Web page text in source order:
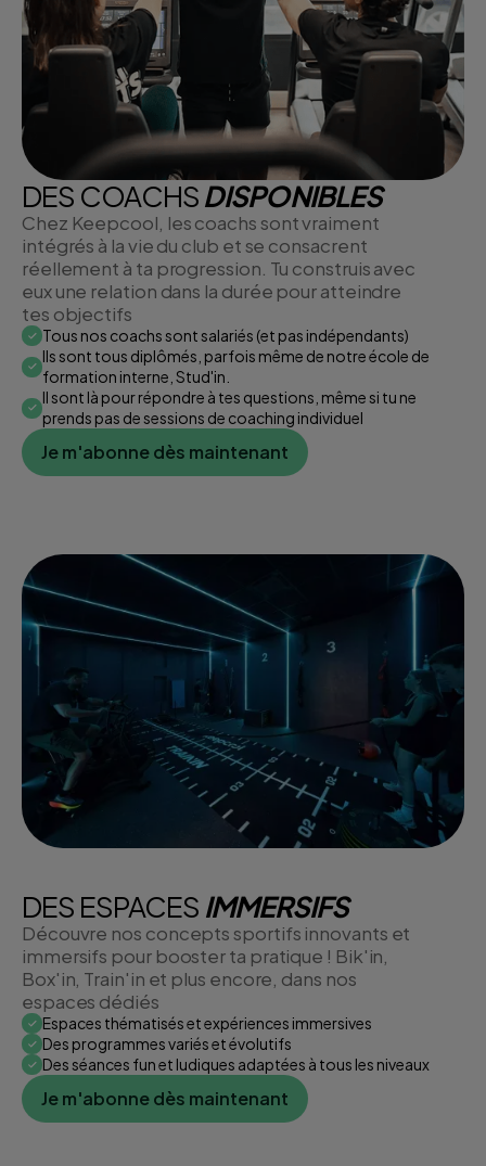
DES COACHSDISPONIBLES
Chez Keepcool, les coachs sont vraiment
intégrés à la vie du club et se consacrent
réellement à ta progression. Tu construis avec
eux une relation dans la durée pour atteindre
tes objectifs
Tous nos coachs sont salariés (et pas indépendants)
Ils sont tous diplômés, parfois même de notre école de
formation interne, Stud'in.
Il sont là pour répondre à tes questions, même si tu ne
prends pas de sessions de coaching individuel
Je m'abonne dès maintenant
DES ESPACES IMMERSIFS
Découvre nos concepts sportifs innovants et
immersifs pour booster ta pratique ! Bik'in,
Box'in, Train'in et plus encore, dans nos
espaces dédiés
Espaces thématisés et expériences immersives
Des programmes variés et évolutifs
Des séances fun et ludiques adaptées à tous les niveaux
Je m'abonne dès maintenant